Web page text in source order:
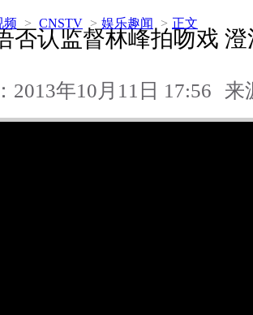
频 > CNSTV > 娱乐趣闻 > 正文
否认监督林峰拍吻戏
2013年10月11日 17:56 来